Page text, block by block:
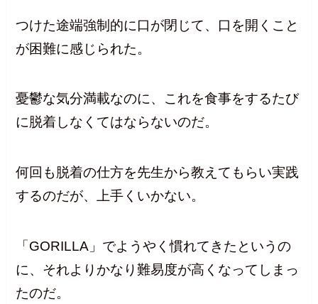
つけた途端強制的に口が閉じて、口を開くこと
が困難に感じられた。
憂鬱な気分満載なのに、これを食事をするたび
に脱着しなくてはならないのだ。
何回も脱着の仕方を先生から教えてもらい実践
するのだが、上手くいかない。
「GORILLA」でようやく慣れてきたというの
に、それよりかなり難易度が高くなってしまっ
たのだ。